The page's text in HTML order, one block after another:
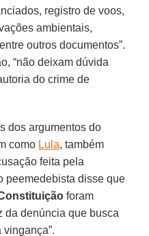
registro de voos,
ambientais,
outros documentos”.
“não deixam dúvida
do crime de
dos argumentos do
como Lula, também
feita pela
peemedebista disse que
foram
da denúncia que busca